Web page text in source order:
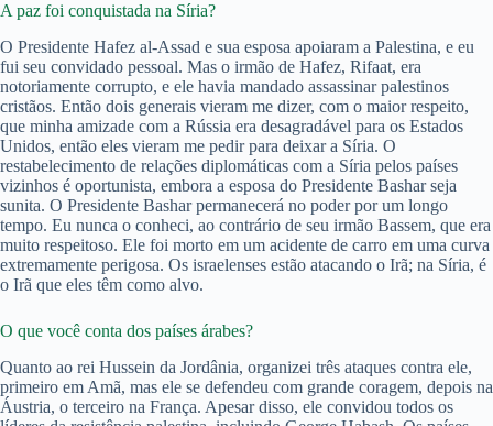
A paz foi conquistada na Síria?
O Presidente Hafez al-Assad e sua esposa apoiaram a Palestina, e eu
fui seu convidado pessoal. Mas o irmão de Hafez, Rifaat, era
notoriamente corrupto, e ele havia mandado assassinar palestinos
cristãos. Então dois generais vieram me dizer, com o maior respeito,
que minha amizade com a Rússia era desagradável para os Estados
Unidos, então eles vieram me pedir para deixar a Síria. O
restabelecimento de relações diplomáticas com a Síria pelos países
vizinhos é oportunista, embora a esposa do Presidente Bashar seja
sunita. O Presidente Bashar permanecerá no poder por um longo
tempo. Eu nunca o conheci, ao contrário de seu irmão Bassem, que era
muito respeitoso. Ele foi morto em um acidente de carro em uma curva
extremamente perigosa. Os israelenses estão atacando o Irã; na Síria, é
o Irã que eles têm como alvo.
O que você conta dos países árabes?
Quanto ao rei Hussein da Jordânia, organizei três ataques contra ele,
primeiro em Amã, mas ele se defendeu com grande coragem, depois na
Áustria, o terceiro na França. Apesar disso, ele convidou todos os